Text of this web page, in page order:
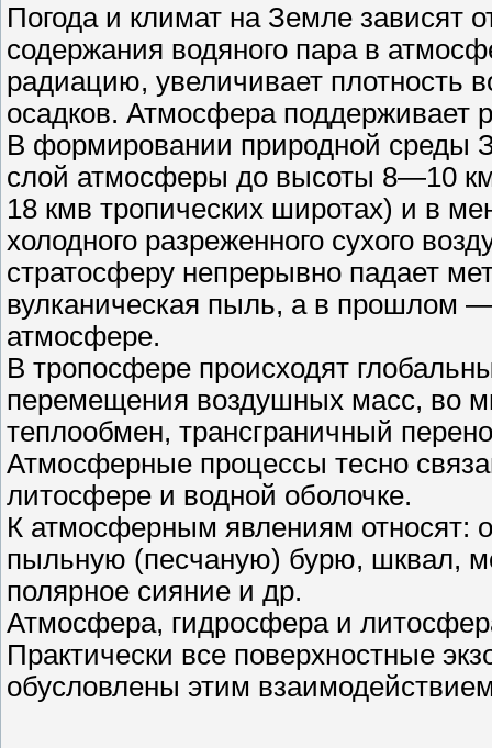
Погода и климат на Земле зависят
содержания водяного пара в
радиацию, увеличивает плотность
осадков. Атмосфера
В формировании природной среды
слой атмосферы до высоты 8—10
18 кмв тропических широтах) и в
холодного разреженного сухого
стратосферу непрерывно падает
вулканическая пыль, а в прошлом
атмосфере.
В тропосфере происходят
перемещения воздушных масс, во
теплообмен, трансграничный
Атмосферные процессы тесно
литосфере и водной оболочке.
К атмосферным явлениям относят:
пыльную (песчаную) бурю, шквал,
полярное сияние и др.
Атмосфера, гидросфера и
Практически все поверхностные
обусловлены этим